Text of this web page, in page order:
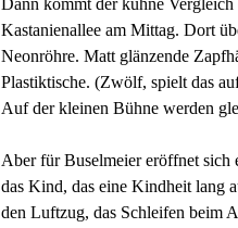
Dann kommt der kühne Vergleich
Kastanienallee am Mittag. Dort
Neonröhre. Matt glänzende
Plastiktische. (Zwölf, spielt das
Auf der kleinen Bühne werden
Aber für Buselmeier eröffnet sich
das Kind, das eine Kindheit lang
den Luftzug, das Schleifen beim